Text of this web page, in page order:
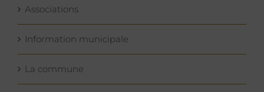
Associations
Information municipale
La commune